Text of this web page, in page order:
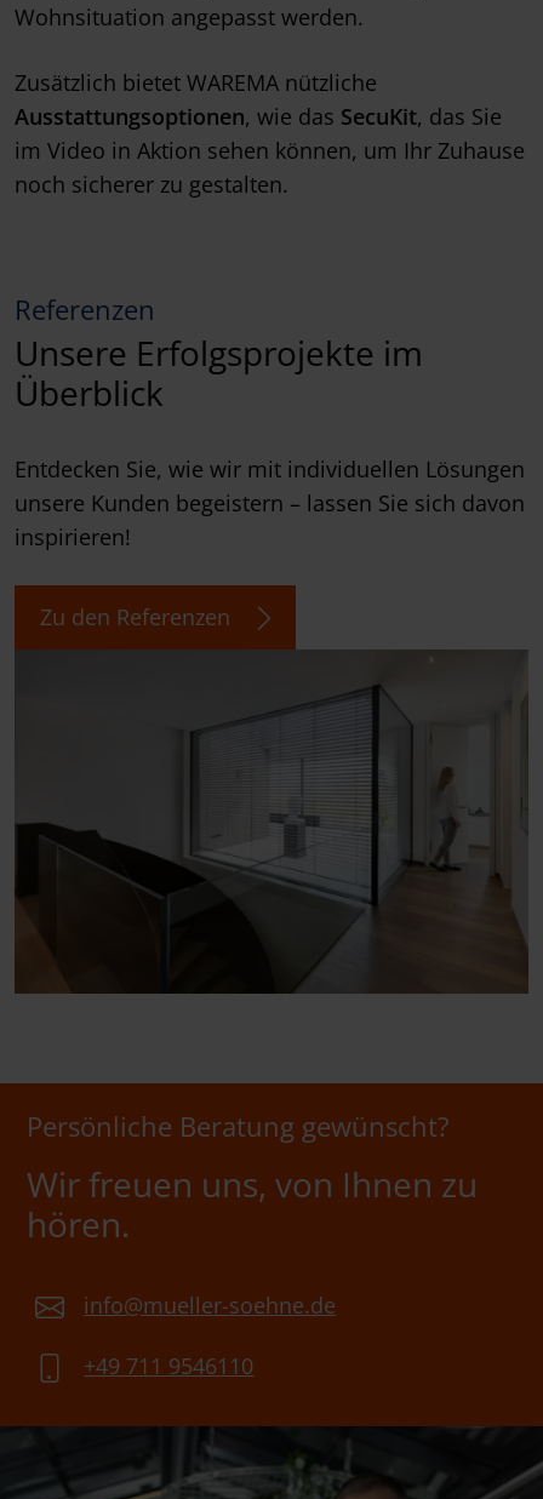
Wohnsituation angepasst werden.
Zusätzlich bietet WAREMA nützliche
Ausstattungsoptionen, wie das SecuKit, das Sie
im Video in Aktion sehen können, um Ihr Zuhause
noch sicherer zu gestalten.
Referenzen
Unsere Erfolgsprojekte im
Überblick
Entdecken Sie, wie wir mit individuellen Lösungen
unsere Kunden begeistern – lassen Sie sich davon
inspirieren!
Zu den Referenzen
Persönliche Beratung gewünscht?
Wir freuen uns, von Ihnen zu
hören.
info@mueller-soehne.de
+49 711 9546110